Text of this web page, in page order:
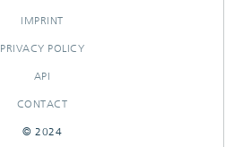
IMPRINT
PRIVACY POLICY
API
CONTACT
© 2024